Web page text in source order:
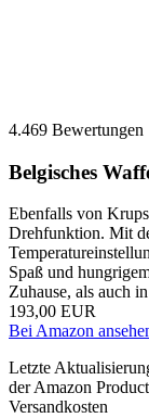
4.469 Bewertungen
Belgisches
Ebenfalls von
Drehfunktion. Mit
Spaß und
Zuhause, als auch
193,00 EUR
Bei Amazon
Letzte
der Amazon
Versandkosten